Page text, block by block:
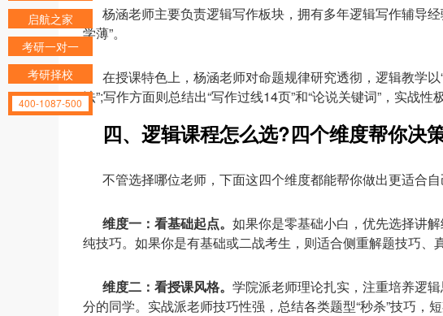
杨涵老师主要负责逻辑写作板块，拥有多年逻辑写作辅导
学薄”。
在授课特色上，杨涵老师对命题规律研究透彻，逻辑教学以
法”;写作方面则总结出“写作过线14页”和“论说关键词”，实战
四、逻辑课程怎么选?四个维度帮你决
不管选择哪位老师，下面这四个维度都能帮你做出更适合自
维度一：看基础起点。 如果你是零基础小白，优先选择讲
纯技巧。如果你是有基础或二战考生，则适合侧重解题技巧、
维度二：看授课风格。 学院派老师理论扎实，注重培养逻
分的同学。实战派老师技巧性强，总结各类题型“秒杀”技巧，
启航之家
考研一对一
考研择校
400-1087-500